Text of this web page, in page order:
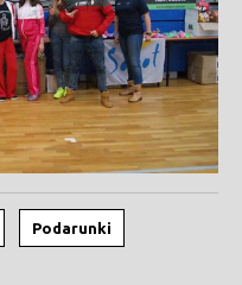
Podarunki